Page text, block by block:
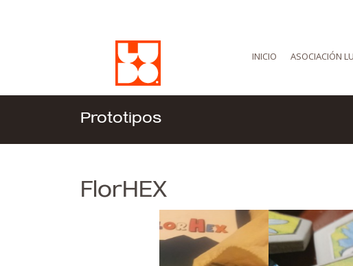
INICIO ASOCIACIÓN
Prototipos
FlorHEX